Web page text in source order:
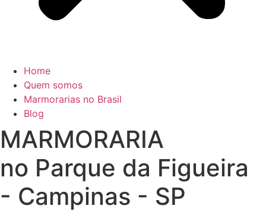
Home
Quem somos
Marmorarias no Brasil
Blog
MARMORARIA
no Parque da Figueira
- Campinas - SP